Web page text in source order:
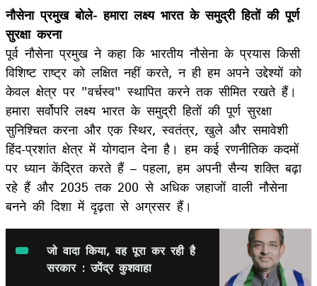
नौसेना प्रमुख बोले- हमारा लक्ष्य भारत के समुद्री हितों की पूर्ण
सुरक्षा करना
पूर्व नौसेना प्रमुख ने कहा कि भारतीय नौसेना के प्रयास किसी
विशिष्ट राष्ट्र को लक्षित नहीं करते, न ही हम अपने उद्देश्यों को
केवल क्षेत्र पर "वर्चस्व" स्थापित करने तक सीमित रखते हैं।
हमारा सर्वोपरि लक्ष्य भारत के समुद्री हितों की पूर्ण सुरक्षा
सुनिश्चित करना और एक स्थिर, स्वतंत्र, खुले और समावेशी
हिंद-प्रशांत क्षेत्र में योगदान देना है। हम कई रणनीतिक कदमों
पर ध्यान केंद्रित करते हैं – पहला, हम अपनी सैन्य शक्ति बढ़ा
रहे हैं और 2035 तक 200 से अधिक जहाजों वाली नौसेना
बनने की दिशा में दृढ़ता से अग्रसर हैं।
जो वादा किया, वह पूरा कर रही है
सरकार : उपेंद्र कुशवाहा